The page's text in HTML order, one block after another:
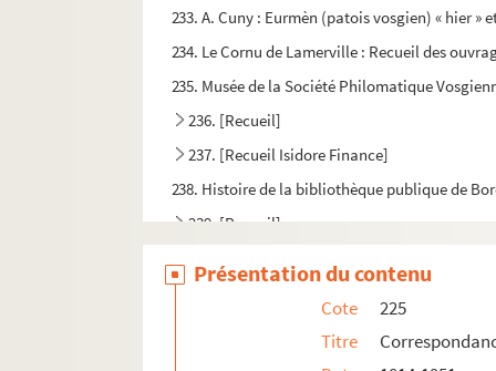
233. A. Cuny : Eurmèn (patois vosgien) « hier
234. Le Cornu de Lamerville : Recueil des
235. Musée de la Société Philomatique
236. [Recueil]
237. [Recueil Isidore Finance]
238. Histoire de la bibliothèque publique de
239. [Recueil]
241. [Recueil]
Présentation du contenu
Cote
225
Titre